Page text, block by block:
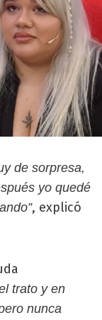
de sorpresa,
yo quedé
, explicó
trato y en
nunca